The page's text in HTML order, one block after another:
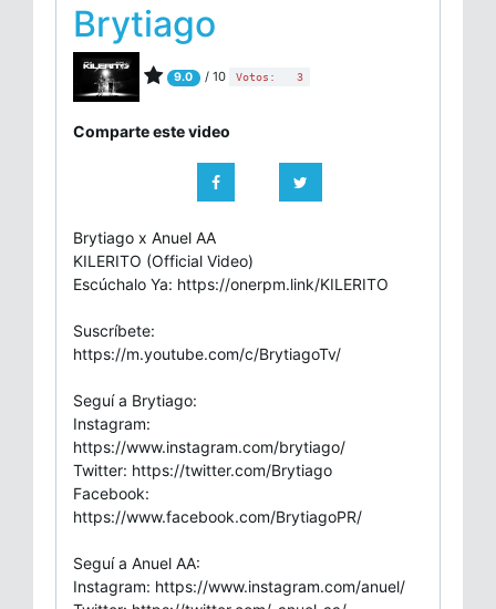
Brytiago
9.0 / 10 Votos: 3
Comparte este video
Brytiago x Anuel AA
KILERITO (Official Video)
Escúchalo Ya: https://onerpm.link/KILERITO
Suscríbete:
https://m.youtube.com/c/BrytiagoTv/
Seguí a Brytiago:
Instagram:
https://www.instagram.com/brytiago/
Twitter: https://twitter.com/Brytiago
Facebook:
https://www.facebook.com/BrytiagoPR/
Seguí a Anuel AA:
Instagram: https://www.instagram.com/anuel/